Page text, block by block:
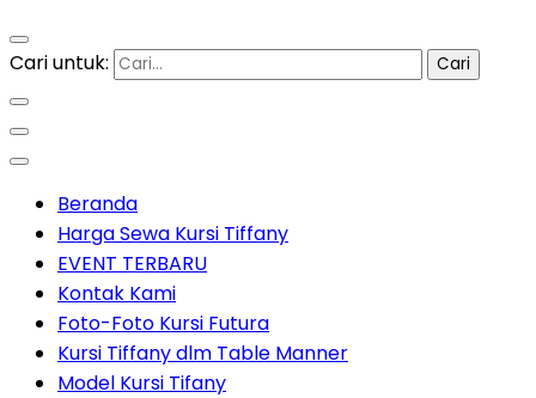
Cari untuk:
Beranda
Harga Sewa Kursi Tiffany
EVENT TERBARU
Kontak Kami
Foto-Foto Kursi Futura
Kursi Tiffany dlm Table Manner
Model Kursi Tifany